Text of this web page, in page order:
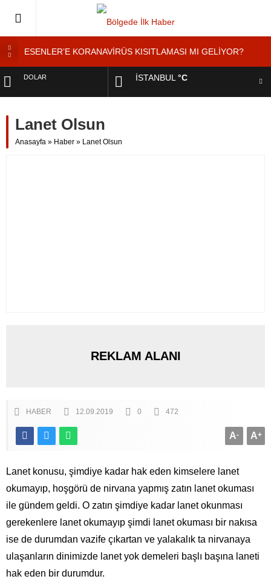
ESENLER’E KORANAVİRÜS KISITLAMASI MI GELİYOR?
ESENLER’DE ”KORONAVİRÜS DENETİMİ”
Esenler’de Yaşayan Genç Kadından ”Ölmek İstemiyorum”
Feryadı
YOL KENARINDA ”MANGALCILAR YANGIN ÇIKARDI”
DOLAR
ALTIN
İSTANBUL°C
Lanet Olsun
Anasayfa » Haber » Lanet Olsun
REKLAM ALANI
HABER 12.09.2019 0 472
A+
A-
Lanet konusu, şimdiye kadar hak eden kimselere lanet
okumayıp, hoşgörü de nirvana yapmış zatın lanet okuması
ile gündem geldi. O zatın şimdiye kadar lanet okunması
gerekenlere lanet okumayıp şimdi lanet okuması bir nakısa
ise de durumdan vazife çıkartan ve yalakalık ta nirvanaya
ulaşanların dinimizde lanet yok demeleri başlı başına laneti
hak eden bir durumdur.